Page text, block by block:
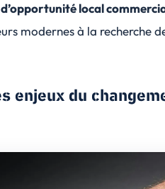
local
modernes à la recherche
enjeux du